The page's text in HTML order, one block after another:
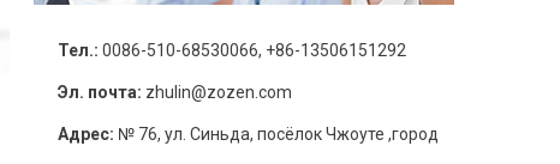
Тел.: 0086-510-68530066, +86-13506151292
Эл. почта: zhulin@zozen.com
Адрес: № 76, ул. Синьда, посёлок Чжоуте ,город